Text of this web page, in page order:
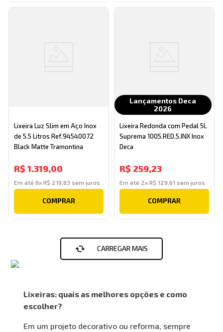
Lixeira Luz Slim em Aço Inox
de 5.5 Litros Ref.94540072
Black Matte Tramontina
R$ 1.319,00
Em até6xR$ 219 83 sem juros
COMPRAR
Lançamentos Deca
2026
Lixeira Redonda com Pedal 5L
Suprema 1005.RED.5.INX Inox
Deca
R$ 259,23
Em até 2x R$ 129 61 sem juros
COMPRAR
Lixeiras: quais as melhores opções e como
escolher?
Em um projeto decorativo ou reforma, sempre